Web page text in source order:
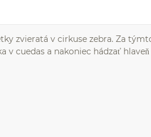
zvieratá v cirkuse zebra. Za
v cuedas a nakoniec hádzať